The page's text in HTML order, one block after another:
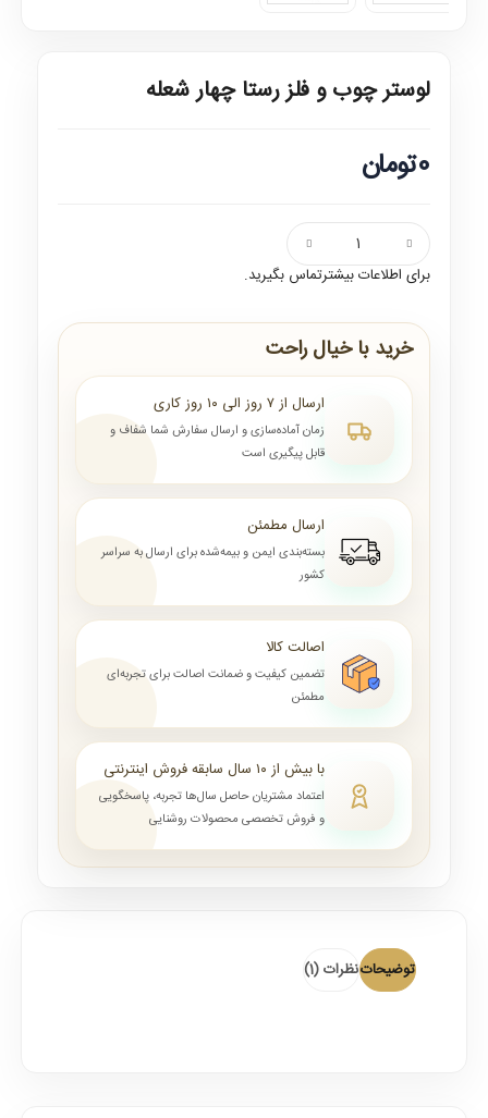
لوستر چوب و فلز رستا چهار شعله
0تومان
برای اطلاعات بیشترتماس بگیرید.
خرید با خیال راحت
ارسال از ۷ روز الی ۱۰ روز کاری
زمان آماده‌سازی و ارسال سفارش شما شفاف و
قابل پیگیری است
ارسال مطمئن
بسته‌بندی ایمن و بیمه‌شده برای ارسال به سراسر
کشور
اصالت کالا
تضمین کیفیت و ضمانت اصالت برای تجربه‌ای
مطمئن
با بیش از ۱۰ سال سابقه فروش اینترنتی
اعتماد مشتریان حاصل سال‌ها تجربه، پاسخگویی
و فروش تخصصی محصولات روشنایی
توضیحاتنظرات (1)